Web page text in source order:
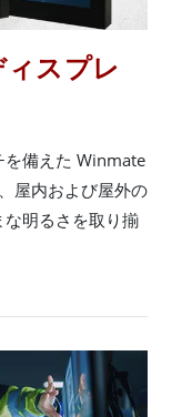
スプレ
を備えた Winmate
屋内および屋外の
明るさを取り揃